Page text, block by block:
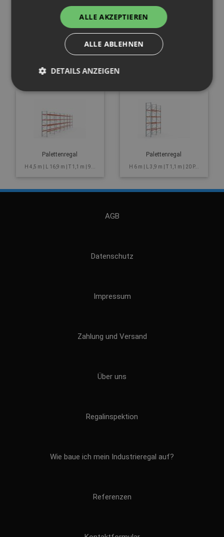
H 4,5 m | L 3,9 m | T 1,1 m | 20...
Palettenregal
H 4,5 m | L 16,9 m | T 1,1 m | 9...
Palettenregal
H 6 m | L 3,9 m | T 1,1 m | 20 P...
AGB
Datenschutz
Impressum
Zahlung und Versand
Über uns
Regalinspektion
Wie baue ich mein Industrieregal auf?
Referenzen
ALLE AKZEPTIEREN
ALLE ABLEHNEN
DETAILS ANZEIGEN